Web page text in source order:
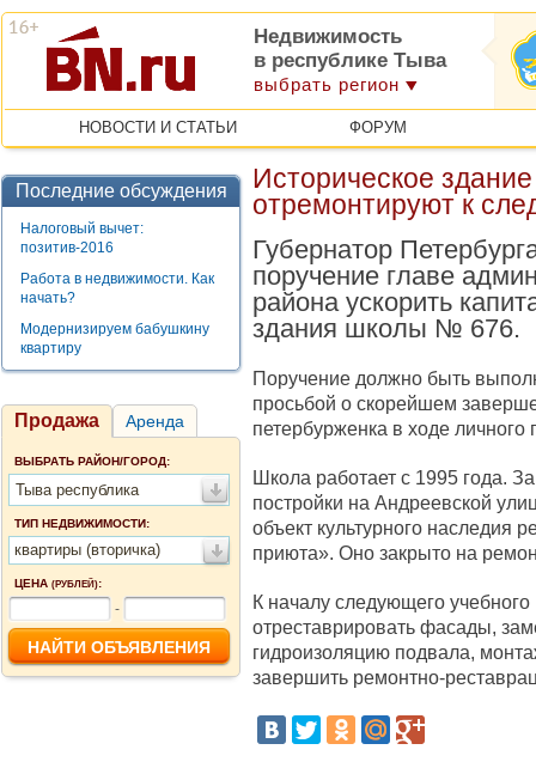
Недвижимость
в республике Тыва
выбрать регион
НОВОСТИ И СТАТЬИ ФОРУМ
Последние обсуждения
Налоговый вычет:
позитив-2016
Работа в недвижимости. Как
начать?
Модернизируем бабушкину
квартиру
Продажа Аренда
ВЫБРАТЬ РАЙОН/ГОРОД:
Тыва республика
ТИП НЕДВИЖИМОСТИ:
квартиры (вторичка)
ЦЕНА (РУБЛЕЙ):
-
Историческое
отремонтируют к
Губернатор
поручение главе
района ускорить
здания школы № 676.
Поручение должно быть
просьбой о скорейшем
петербурженка в ходе
Школа работает с 1995 года.
постройки на Андреевской
объект культурного наследия
приюта». Оно закрыто на
К началу следующего
отреставрировать фасады,
гидроизоляцию подвала,
завершить ремонтно-